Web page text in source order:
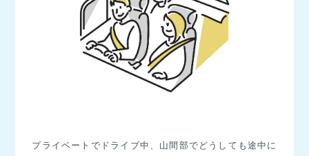
プライベートでドライブ中、山間部でどうしても途中に